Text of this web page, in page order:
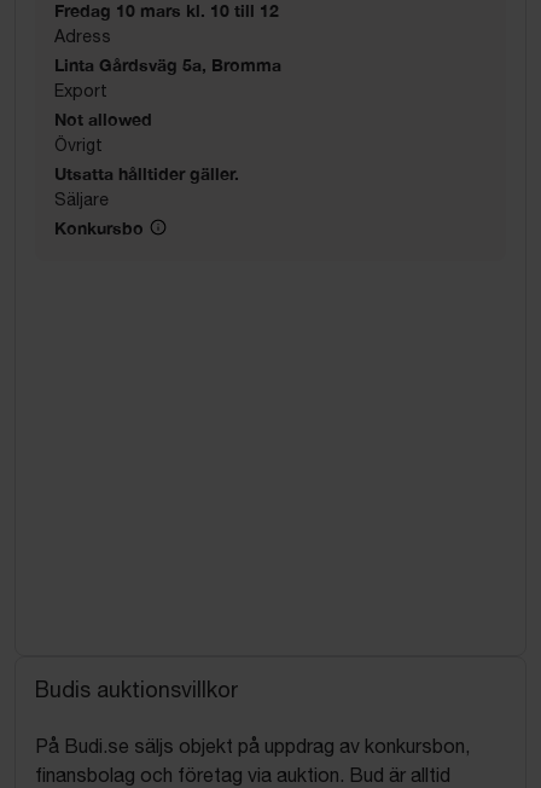
Fredag 10 mars kl. 10 till 12
Adress
Linta Gårdsväg 5a, Bromma
Export
Not allowed
Övrigt
Utsatta hålltider gäller.
Säljare
Konkursbo
Budis auktionsvillkor
På Budi.se säljs objekt på uppdrag av konkursbon,
finansbolag och företag via auktion. Bud är alltid